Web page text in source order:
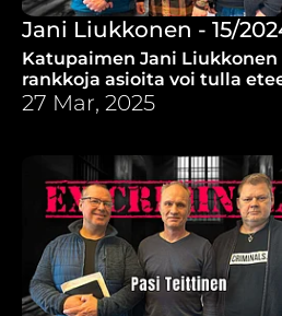
Jani Liukkonen - 15/
Katupaimen Jani
rankkoja asioita voi tulla
hengellinen työ menestyy ja
27 Mar, 2025